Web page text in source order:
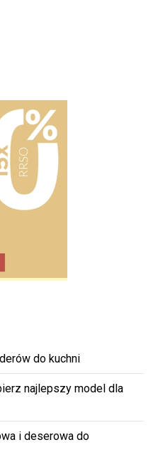
do kuchni
najlepszy model dla
i deserowa do